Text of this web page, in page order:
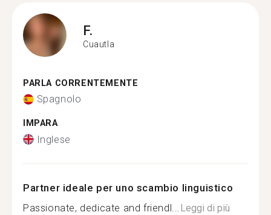
F.
Cuautla
PARLA CORRENTEMENTE
Spagnolo
IMPARA
Inglese
Partner ideale per uno scambio linguistico
Passionate, dedicate and friendl... Leggi di più